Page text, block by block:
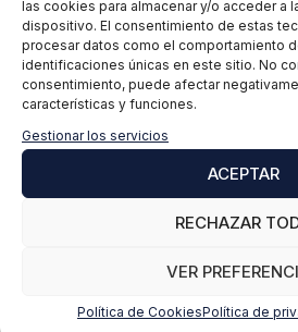
las cookies para almacenar y/o acceder a
dispositivo. El consentimiento de estas
procesar datos como el comportamiento
identificaciones únicas en este sitio. No
consentimiento, puede afectar
características y funciones.
Gestionar los servicios
ACEPTAR
RECHAZAR
VER
Política de CookiesPolítica de
No te pierdas toda la actualidad
y la protección de datos de la
profesionales del sector en
Dirección de Compliance y